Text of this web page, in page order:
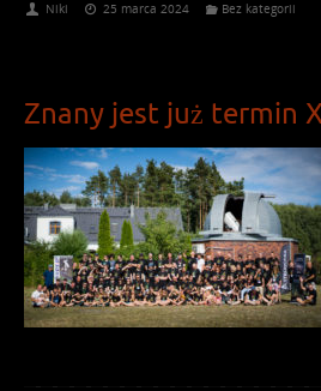
Niki 25 marca 2024 Bez kategorii
Znany jest już termin